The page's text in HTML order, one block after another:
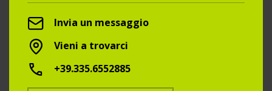
Invia un messaggio
Vieni a trovarci
+39.335.6552885